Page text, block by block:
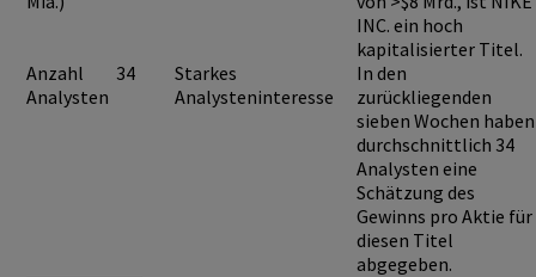
INC. ein hoch
kapitalisierter Titel.
Anzahl
Analysten
34
Starkes
Analysteninteresse
In den
zurückliegenden
sieben Wochen haben
durchschnittlich 34
Analysten eine
Schätzung des
Gewinns pro Aktie für
diesen Titel
abgegeben.